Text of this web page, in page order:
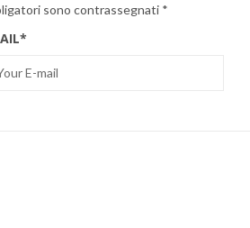
sono contrassegnati *
*